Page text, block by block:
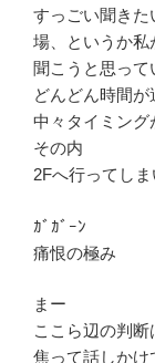
すっごい聞きた
場、というか私
聞こうと思って
どんどん時間が
中々タイミング
その内
2Fへ行ってし
ｶﾞｶﾞｰﾝ
痛恨の極み
まー
ここら辺の判断
焦って話しかけ